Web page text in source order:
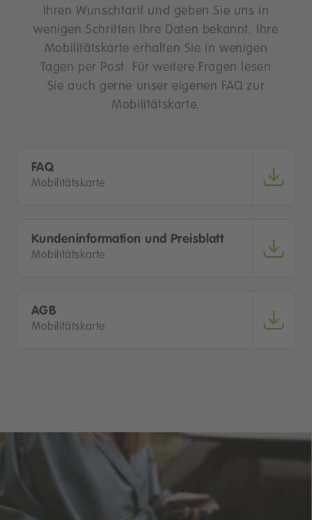
Ihren Wunschtarif und geben Sie uns in
wenigen Schritten Ihre Daten bekannt. Ihre
Mobilitätskarte erhalten Sie in wenigen
Tagen per Post. Für weitere Fragen lesen
Sie auch gerne unser eigenen FAQ zur
Mobilitätskarte.
FAQ
Mobilitätskarte
Kundeninformation und Preisblatt
Mobilitätskarte
AGB
Mobilitätskarte